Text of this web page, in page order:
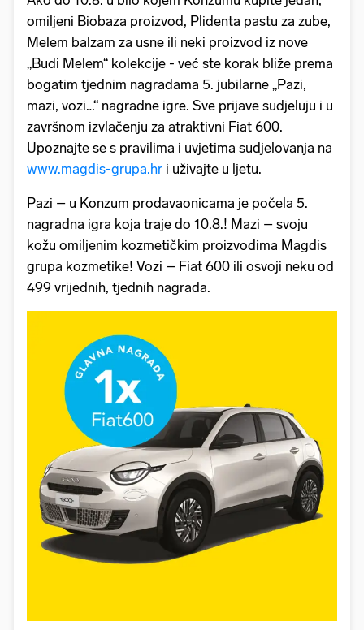
omiljeni Biobaza proizvod, Plidenta pastu za zube,
Melem balzam za usne ili neki proizvod iz nove
„Budi Melem“ kolekcije - već ste korak bliže prema
bogatim tjednim nagradama 5. jubilarne „Pazi,
mazi, vozi…“ nagradne igre. Sve prijave sudjeluju i u
završnom izvlačenju za atraktivni Fiat 600.
Upoznajte se s pravilima i uvjetima sudjelovanja na
www.magdis-grupa.hr i uživajte u ljetu.
Pazi – u Konzum prodavaonicama je počela 5.
nagradna igra koja traje do 10.8.! Mazi – svoju
kožu omiljenim kozmetičkim proizvodima Magdis
grupa kozmetike! Vozi – Fiat 600 ili osvoji neku od
499 vrijednih, tjednih nagrada.